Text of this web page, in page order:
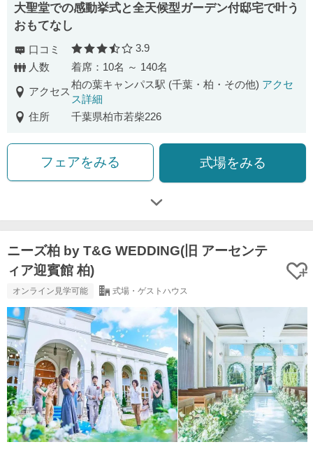
大聖堂での感動挙式と全天候型ガーデン付邸宅で叶う
おもてなし
口コミ 口コミ評価
3.9
人数
着席：10名 ～ 140名
アクセス
柏の葉キャンパス駅 (千葉・柏・その他) アクセ
ス詳細
住所
千葉県柏市若柴226
フェアをみる 式場をみる
ニーズ柏 by T&G WEDDING(旧 アーセンテ
ィア迎賓館 柏)
オンライン見学可能 式場・ゲストハウス